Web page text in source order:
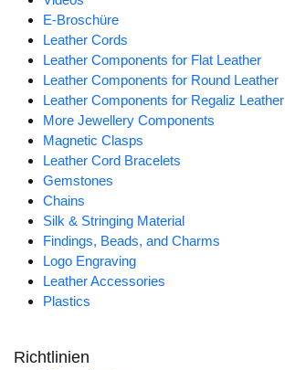
E-Broschüre
Leather Cords
Leather Components for Flat Leather
Leather Components for Round Leather
Leather Components for Regaliz Leather
More Jewellery Components
Magnetic Clasps
Leather Cord Bracelets
Gemstones
Chains
Silk & Stringing Material
Findings, Beads, and Charms
Logo Engraving
Leather Accessories
Plastics
Richtlinien